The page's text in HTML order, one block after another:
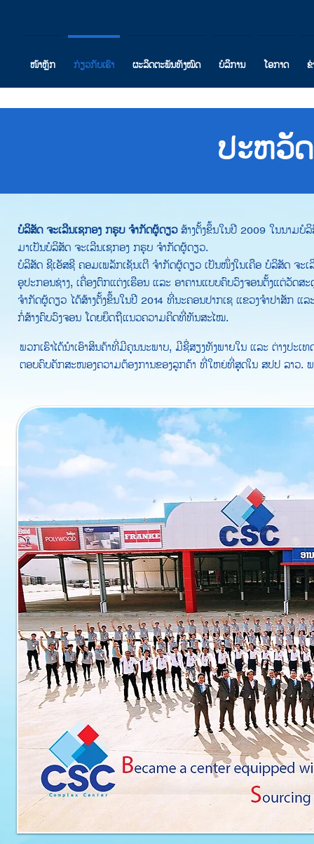
ໜ້າຫຼັກ ກ່ຽວກັບເຮົາ ຜະລິດຕະພັນທັງໝົດ ບໍລິການ ໂອກາດ
ປະຫວັ
ບໍລິສັດ ຈະເລີນເຊກອງ ກຣຸບ ຈຳກັດຜູ້ດຽວສ້າງຕັ້ງຂຶ້ນໃນປີ 2009 ໃນນາມບໍລິ
ມາເປັນບໍລິສັດ ຈະເລີນເຊກອງ ກຣຸບ ຈຳກັດຜູ້ດຽວ.
ບໍລິສັດ ຊີເອັສຊີ ຄອມເພລັກເຊັນເຕີ ຈຳກັດຜູ້ດຽວ ເປັນໜຶ່ງໃນເຄືອ ບໍລິສັດ ຈະ
ອຸປະກອນຊ່າງ, ເຄື່ອງຕົກແຕ່ງເຮືອນ ແລະ ອາຄານແບບຄົບວົງຈອນຕັ້ງແຕ່ວັດ
ຈຳກັດຜູ້ດຽວ ໄດ້ສ້າງຕັ້ງຂຶ້ນໃນປີ 2014 ທີ່ນະຄອນປາກເຊ ແຂວງຈຳປາສັກ
ກໍ່ສ້າງຄົບວົງຈອນ ໂດຍຍຶດຖືແນວຄວາມຄິດທີ່ທັນສະໄໝ.
ພວກເຮົາໄດ້ນຳເອົາສິນຄ້າທີ່ມີຄຸນນະພາບ, ມີຊື່ສຽງທັງພາຍໃນ ແລະ ຕ່າງປະ
ຕອບຄົບຄັກສະໜອງຄວາມຕ້ອງການຂອງລູກຄ້າ ທີ່ໃຫຍ່ທີ່ສຸດໃນ ສປປ ລາວ.